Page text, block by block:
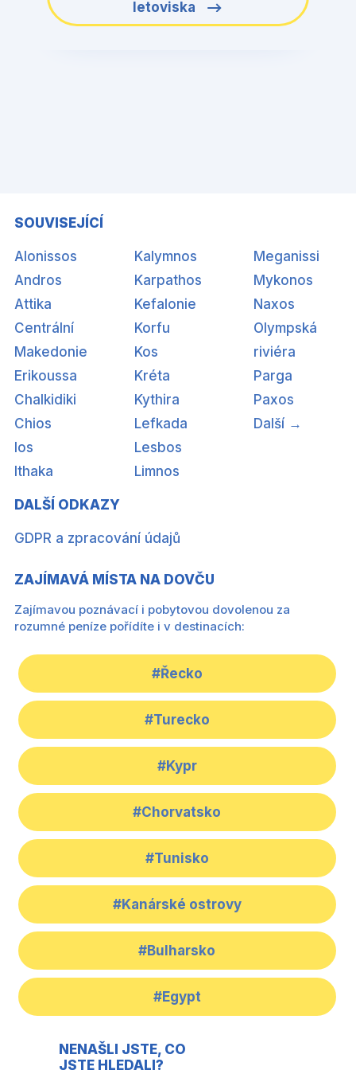
letoviska
SOUVISEJÍCÍ
Alonissos
Andros
Attika
Centrální
Makedonie
Erikoussa
Chalkidiki
Chios
Ios
Ithaka
Kalymnos
Karpathos
Kefalonie
Korfu
Kos
Kréta
Kythira
Lefkada
Lesbos
Limnos
Meganissi
Mykonos
Naxos
Olympská
riviéra
Parga
Paxos
Další →
DALŠÍ ODKAZY
GDPR a zpracování údajů
ZAJÍMAVÁ MÍSTA NA DOVČU
Zajímavou poznávací i pobytovou dovolenou za
rozumné peníze pořídíte i v destinacích:
#Řecko
#Turecko
#Kypr
#Chorvatsko
#Tunisko
#Kanárské ostrovy
#Bulharsko
#Egypt
NENAŠLI JSTE, CO
JSTE HLEDALI?